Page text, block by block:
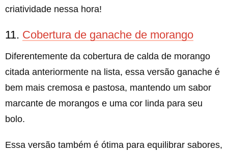
criatividade nessa hora!
11. Cobertura de ganache de morango
Diferentemente da cobertura de calda de morango
citada anteriormente na lista, essa versão ganache é
bem mais cremosa e pastosa, mantendo um sabor
marcante de morangos e uma cor linda para seu
bolo.
Essa versão também é ótima para equilibrar sabores,